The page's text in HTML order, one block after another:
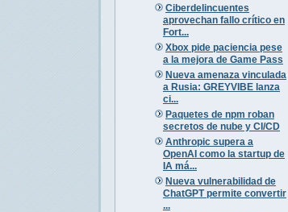
Ciberdelincuentes
aprovechan fallo crítico en
Fort...
Xbox pide paciencia pese
a la mejora de Game Pass
Nueva amenaza vinculada
a Rusia: GREYVIBE lanza
ci...
Paquetes de npm roban
secretos de nube y CI/CD
Anthropic supera a
OpenAI como la startup de
IA má...
Nueva vulnerabilidad de
ChatGPT permite convertir
...